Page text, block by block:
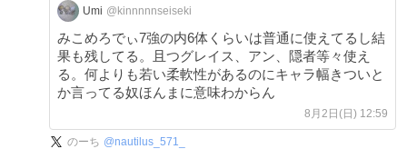
Umi @kinnnnnseiseki
みこめろでぃ7強の内6体くらいは普通に使えてるし結
果も残してる。且つグレイス、アン、隠者等々使え
る。何よりも若い柔軟性があるのにキャラ幅きついと
か言ってる奴ほんまに意味わからん
8月2日(日) 12:59
のーち @nautilus_571_